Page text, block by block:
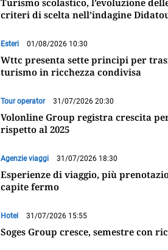
criteri di scelta nell’indagine
Esteri 01/08/2026 10:30
Wttc presenta sette principi per
turismo in ricchezza condivisa
Tour operator 31/07/2026 20:30
Volonline Group registra crescita
rispetto al 2025
Agenzie viaggi 31/07/2026 18:30
Esperienze di viaggio, più
capite fermo
Hotel 31/07/2026 15:55
Soges Group cresce, semestre con